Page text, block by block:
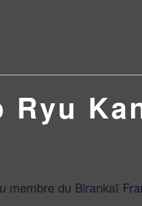
Ryu
membre du Birankaï